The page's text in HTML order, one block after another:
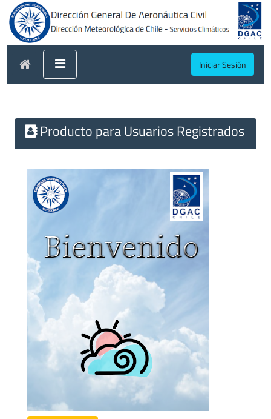
Iniciar Sesión
Producto para Usuarios Registrados